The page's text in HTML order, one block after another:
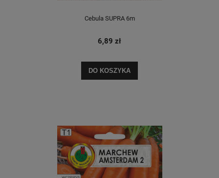
Cebula SUPRA 6m
6,89 zł
DO KOSZYKA